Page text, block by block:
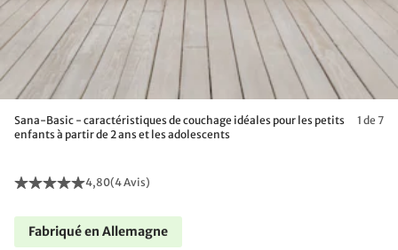
Sana-Basic - caractéristiques de couchage idéales pour les petits
enfants à partir de 2 ans et les adolescents
1 de 7
4,80(4 Avis)
Fabriqué en Allemagne